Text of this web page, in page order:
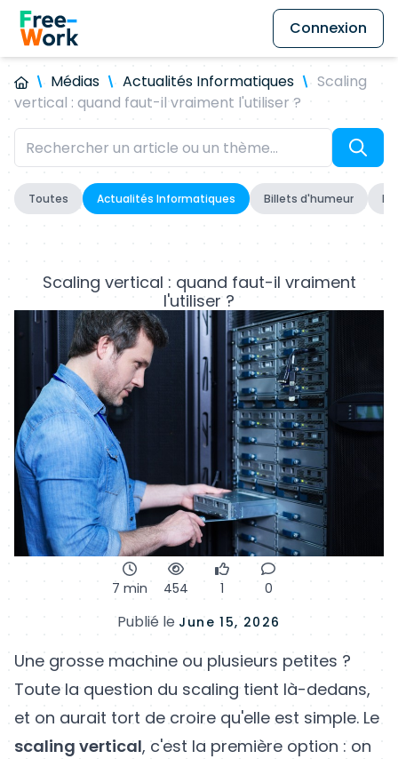
Connexion
Médias Actualités Informatiques
Scaling
vertical : quand faut-il vraiment l'utiliser ?
Toutes Actualités Informatiques Billets d'humeur
Scaling vertical : quand faut-il vraiment
l'utiliser ?
7 min 454 1 0
Publié le June 15, 2026
Une grosse machine ou plusieurs petites ?
Toute la question du scaling tient là-dedans,
et on aurait tort de croire qu'elle est simple. Le
scaling vertical, c'est la première option : on